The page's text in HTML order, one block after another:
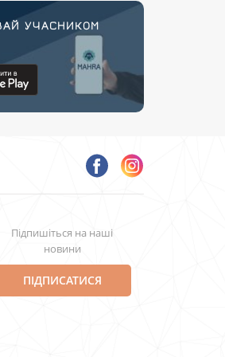
УЧАСНИКОМ
Підпишіться на наші
новини
ПІДПИСАТИСЯ